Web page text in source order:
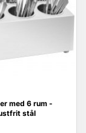
med 6 rum -
stål